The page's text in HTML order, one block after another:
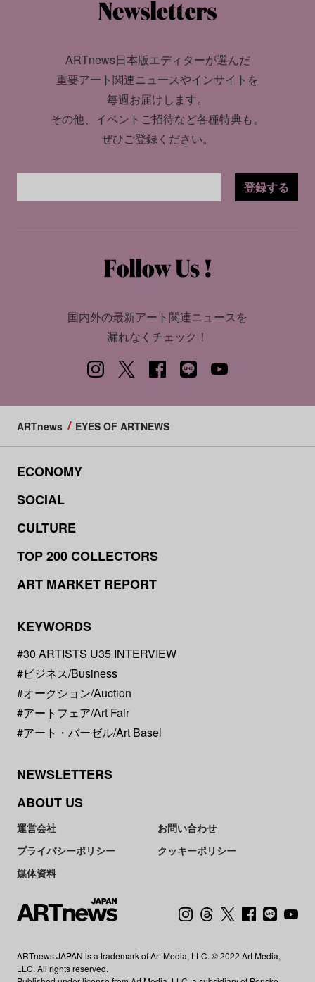
ARTnews日本版エディターが選んだ
重要アート関連ニュースやインサイトを
毎週お届けします。
その他、イベントご招待など各種特典も。
ぜひご登録ください。
登録する
国内外の最新アート関連ニュースを
漏れなくチェック！
ARTnews EYES OF ARTNEWS
ECONOMY
SOCIAL
CULTURE
TOP 200 COLLECTORS
ART MARKET REPORT
KEYWORDS
#30 ARTISTS U35 INTERVIEW
#ビジネス/Business
#オークション/Auction
#アートフェア/Art Fair
#アート・バーゼル/Art Basel
NEWSLETTERS
ABOUT US
運営会社
お問い合わせ
プライバシーポリシー
クッキーポリシー
媒体資料
ARTnews JAPAN is a trademark of Art Media, LLC. © 2022 Art Media,
LLC. All rights reserved.